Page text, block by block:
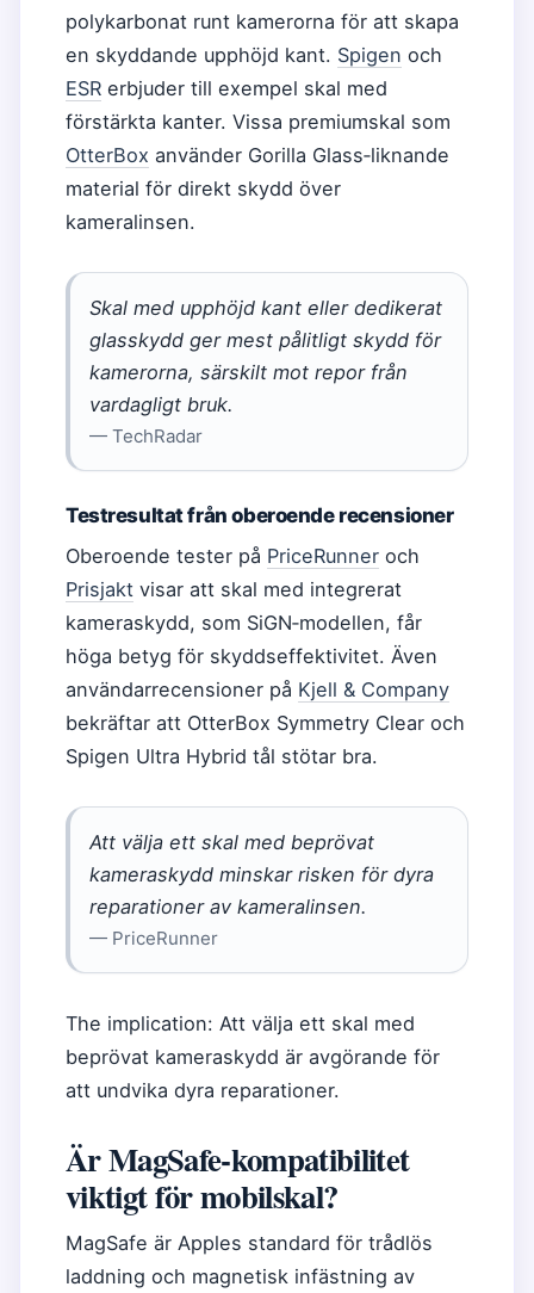
polykarbonat runt kamerorna för att skapa
en skyddande upphöjd kant. Spigen och
ESR erbjuder till exempel skal med
förstärkta kanter. Vissa premiumskal som
OtterBox använder Gorilla Glass‑liknande
material för direkt skydd över
kameralinsen.
Skal med upphöjd kant eller dedikerat
glasskydd ger mest pålitligt skydd för
kamerorna, särskilt mot repor från
vardagligt bruk.
— TechRadar
Testresultat från oberoende recensioner
Oberoende tester på PriceRunner och
Prisjakt visar att skal med integrerat
kameraskydd, som SiGN‑modellen, får
höga betyg för skyddseffektivitet. Även
användarrecensioner på Kjell & Company
bekräftar att OtterBox Symmetry Clear och
Spigen Ultra Hybrid tål stötar bra.
Att välja ett skal med beprövat
kameraskydd minskar risken för dyra
reparationer av kameralinsen.
— PriceRunner
The implication: Att välja ett skal med
beprövat kameraskydd är avgörande för
att undvika dyra reparationer.
Är MagSafe‑kompatibilitet
viktigt för mobilskal?
MagSafe är Apples standard för trådlös
laddning och magnetisk infästning av